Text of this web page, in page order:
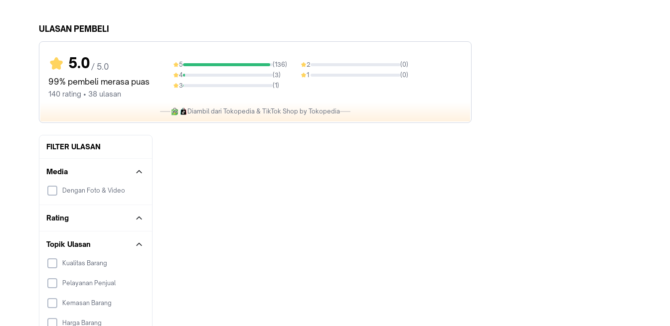
ULASAN PEMBELI
5.0 / 5.0
99% pembeli merasa puas
140 rating • 38 ulasan
5 (136)
97.14%
4 (3)
2.14%
3 (1)
0.71%
2 (0)
0%
1 (0)
0%
Diambil dari Tokopedia & TikTok Shop by Tokopedia
FILTER ULASAN
Media
Dengan Foto & Video
Rating
Topik Ulasan
Kualitas Barang
Pelayanan Penjual
Kemasan Barang
Harga Barang